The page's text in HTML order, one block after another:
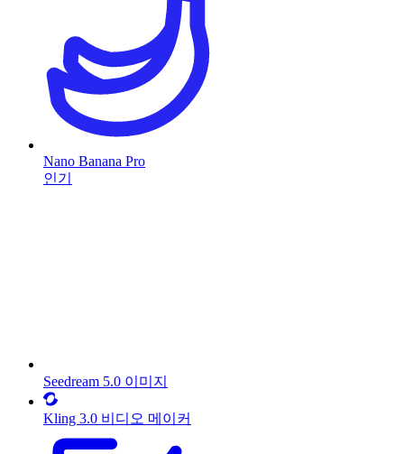
Nano Banana Pro
인기
Seedream 5.0 이미지
Kling 3.0 비디오 메이커